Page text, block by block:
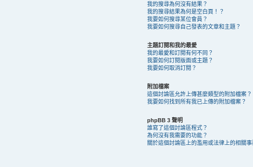
我的搜尋為何沒有結果？
我的搜尋結果為何是空白頁！？
我要如何搜尋某位會員？
我要如何搜尋自己發表的文章和主題？
主題訂閱和我的最愛
我的最愛和訂閱有何不同？
我要如何訂閱版面或主題？
我要如何取消訂閱？
附加檔案
這個討論區允許上傳甚麼類型的附加檔案？
我要如何找到所有我已上傳的附加檔案？
phpBB 3 聲明
誰寫了這個討論區程式？
為何沒有我需要的功能？
關於這個討論區上的濫用或法律上的相關